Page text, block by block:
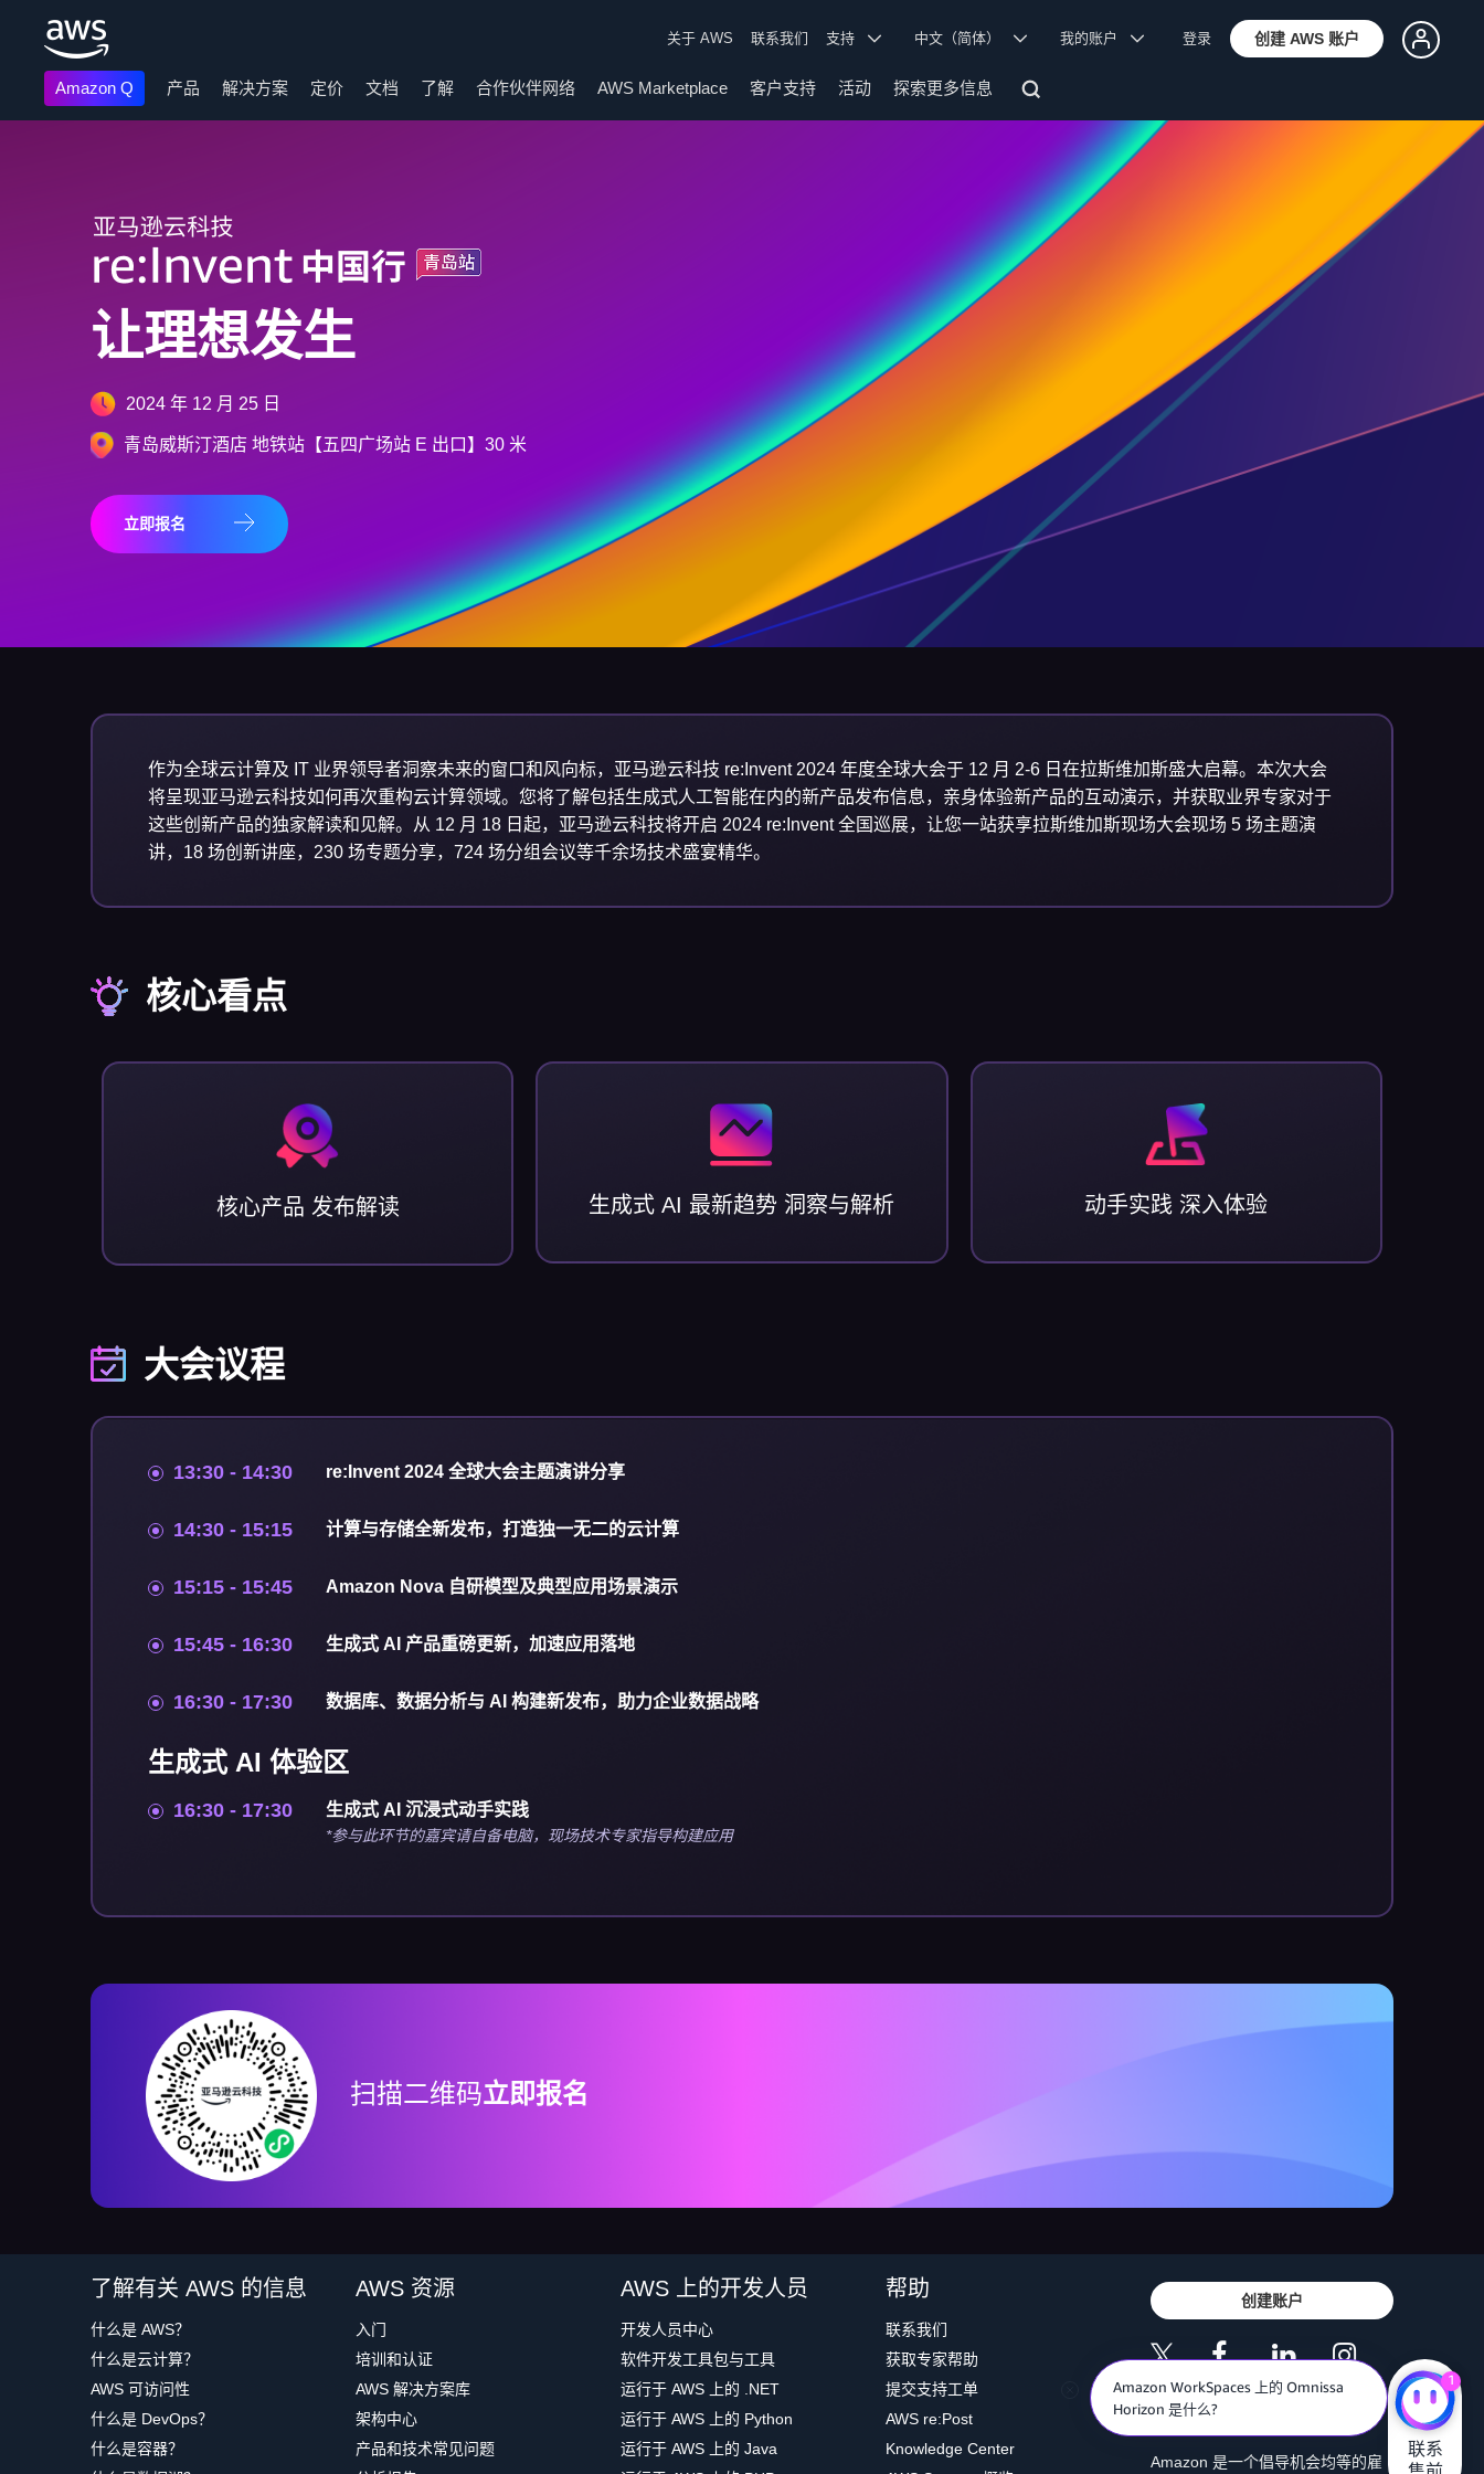
关于 AWS 联系我们 支持 中文（简体） 我的账户 登录 创建 AWS 账户
Amazon Q 产品 解决方案 定价 文档 了解 合作伙伴网络 AWS Marketplace 客户支持 活动 探索更多信息
让理想发生
2024 年 12 月 25 日
青岛威斯汀酒店 地铁站【五四广场站 E 出口】30 米
立即报名
作为全球云计算及 IT 业界领导者洞察未来的窗口和风向标，亚马逊云科技 re:Invent 2024 年度全球大会于 12 月 2-6 日在拉斯维加斯盛大启幕。本次大会
将呈现亚马逊云科技如何再次重构云计算领域。您将了解包括生成式人工智能在内的新产品发布信息，亲身体验新产品的互动演示，并获取业界专家对于
这些创新产品的独家解读和见解。从 12 月 18 日起，亚马逊云科技将开启 2024 re:Invent 全国巡展，让您一站获享拉斯维加斯现场大会现场 5 场主题演
讲，18 场创新讲座，230 场专题分享，724 场分组会议等千余场技术盛宴精华。
核心看点
核心产品 发布解读 生成式 AI 最新趋势 洞察与解析 动手实践 深入体验
大会议程
13:30 - 14:30 re:Invent 2024 全球大会主题演讲分享
14:30 - 15:15 计算与存储全新发布，打造独一无二的云计算
15:15 - 15:45 Amazon Nova 自研模型及典型应用场景演示
15:45 - 16:30 生成式 AI 产品重磅更新，加速应用落地
16:30 - 17:30 数据库、数据分析与 AI 构建新发布，助力企业数据战略
生成式 AI 体验区
16:30 - 17:30 生成式 AI 沉浸式动手实践
*参与此环节的嘉宾请自备电脑，现场技术专家指导构建应用
扫描二维码立即报名
了解有关 AWS 的信息
什么是 AWS？
什么是云计算？
AWS 可访问性
什么是 DevOps？
什么是容器？
AWS 资源
入门
培训和认证
AWS 解决方案库
架构中心
产品和技术常见问题
AWS 上的开发人员
开发人员中心
软件开发工具包与工具
运行于 AWS 上的 .NET
运行于 AWS 上的 Python
运行于 AWS 上的 Java
帮助
联系我们
获取专家帮助
提交支持工单
AWS re:Post
Knowledge Center
创建账户
Amazon 是一个倡导机会均等的雇
Amazon WorkSpaces 上的 Omnissa
Horizon 是什么?
1
联系